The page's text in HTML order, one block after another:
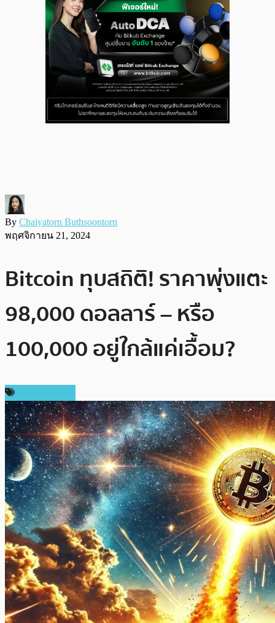
By Chaiyatorn Buthsoontorn
พฤศจิกายน 21, 2024
Bitcoin ทุบสถิติ! ราคาพุ่งแตะ
98,000 ดอลลาร์ – หรือ
100,000 อยู่ใกล้แค่เอื้อม?